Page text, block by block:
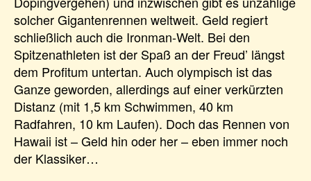
solcher Gigantenrennen weltweit. Geld regiert
schließlich auch die Ironman-Welt. Bei den
Spitzenathleten ist der Spaß an der Freud’ längst
dem Profitum untertan. Auch olympisch ist das
Ganze geworden, allerdings auf einer verkürzten
Distanz (mit 1,5 km Schwimmen, 40 km
Radfahren, 10 km Laufen). Doch das Rennen von
Hawaii ist – Geld hin oder her – eben immer noch
der Klassiker…